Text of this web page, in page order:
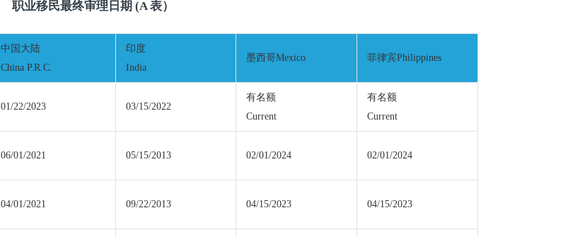
职业移民最终审理日期 (A 表）
中国大陆
China P.R.C.
印度
India
墨西哥Mexico 菲律宾Philippines
01/22/2023 03/15/2022
有名额
Current
有名额
Current
06/01/2021 05/15/2013 02/01/2024 02/01/2024
04/01/2021 09/22/2013 04/15/2023 04/15/2023